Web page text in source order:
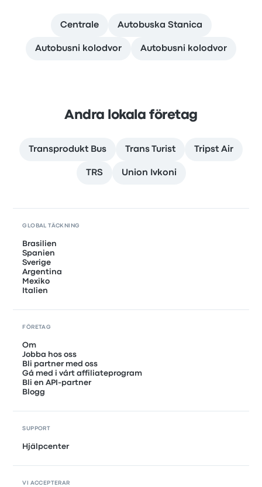
Centrale Autobuska Stanica
Autobusni kolodvor Autobusni kolodvor
Andra lokala företag
Transprodukt Bus Trans Turist Tripst Air
TRS Union Ivkoni
GLOBAL TÄCKNING
Brasilien
Spanien
Sverige
Argentina
Mexiko
Italien
FÖRETAG
Om
Jobba hos oss
Bli partner med oss
Gå med i vårt affiliateprogram
Bli en API-partner
Blogg
SUPPORT
Hjälpcenter
VI ACCEPTERAR